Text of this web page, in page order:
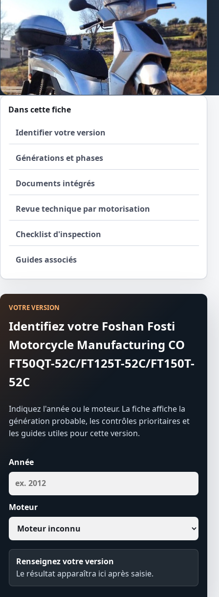
Dans cette fiche
Identifier votre version
Générations et phases
Documents intégrés
Revue technique par motorisation
Checklist d'inspection
Guides associés
VOTRE VERSION
Identifiez votre Foshan Fosti
Motorcycle Manufacturing CO
FT50QT-52C/FT125T-52C/FT150T-
52C
Indiquez l'année ou le moteur. La fiche affiche la
génération probable, les contrôles prioritaires et
les guides utiles pour cette version.
Année
Moteur
Renseignez votre version
Le résultat apparaîtra ici après saisie.